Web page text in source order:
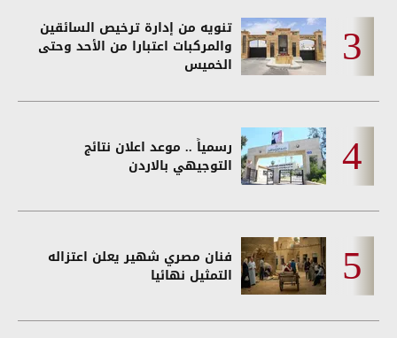
تنويه من إدارة ترخيص السائقين
والمركبات اعتبارا من الأحد وحتى
الخميس
رسمياً .. موعد اعلان نتائج
التوجيهي بالاردن
فنان مصري شهير يعلن اعتزاله
التمثيل نهائيا